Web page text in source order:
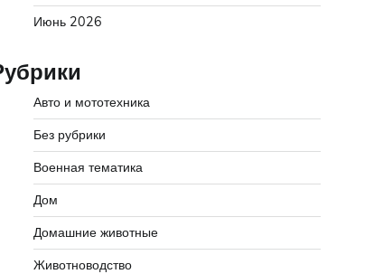
Июнь 2026
Авто и мототехника
Без рубрики
Военная тематика
Дом
Домашние животные
Животноводство